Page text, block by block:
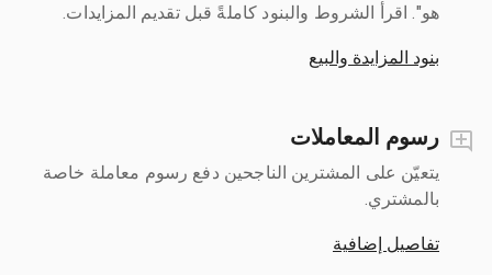
هو". اقرأ الشروط والبنود كاملةً قبل تقديم المزايدات.
بنود المزايدة والبيع
رسوم المعاملات
يتعيّن على المشترين الناجحين دفع رسوم معاملة خاصة
بالمشتري.
تفاصيل إضافية